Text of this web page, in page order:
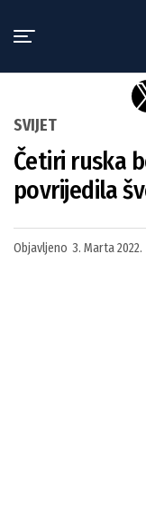
SVIJET
Četiri ruska
povrijedila
Objavljeno 3. Marta 2022.